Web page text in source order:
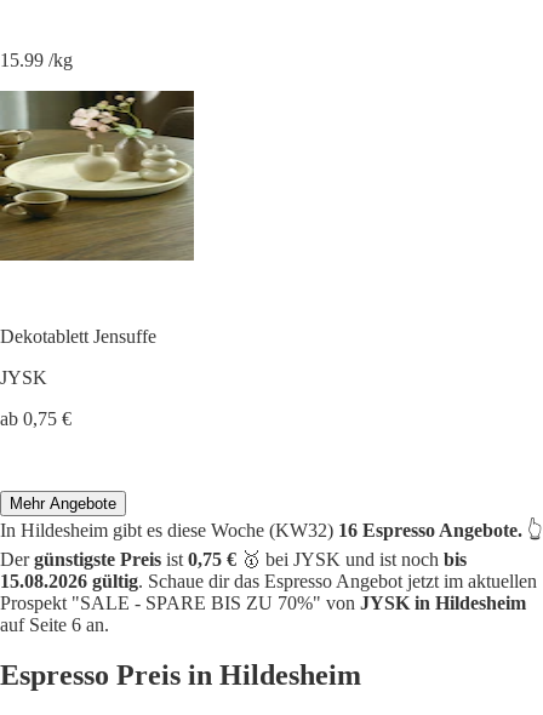
15.99 /kg
Dekotablett Jensuffe
JYSK
ab 0,75 €
Mehr Angebote
In Hildesheim gibt es diese Woche (KW32) 16 Espresso Angebote. 👆
Dergünstigste Preis ist 0,75 € 🥇 bei JYSK und ist noch bis
15.08.2026 gültig. Schaue dir das Espresso Angebot jetzt im aktuellen
Prospekt "SALE - SPARE BIS ZU 70%" von JYSK in Hildesheim
auf Seite 6 an.
Espresso Preis in Hildesheim